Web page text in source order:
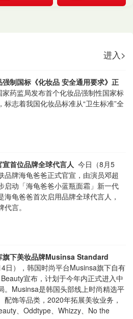
进入>
强制国标《化妆品 安全通用要求》正
药监局发布首个化妆品强制性国家标
志着我国化妆品标准从“卫生标准”全
宣首位品牌全球代言人今日（8月5
品牌海龟爸爸正式官宣，由演员邓超
启动「海龟爸爸小蓝瓶面霜」新一代
龟爸爸首次启用品牌全球代言人，
言。
旗下美妆品牌Musinsa Standard
日），韩国时尚平台Musinsa旗下自有
宣布，计划于今年内正式进入中
。Musinsa是韩国头部线上时尚精选平
饰等品类，2020年拓展美妆业务，
、Oddtype、Whizzy、No the